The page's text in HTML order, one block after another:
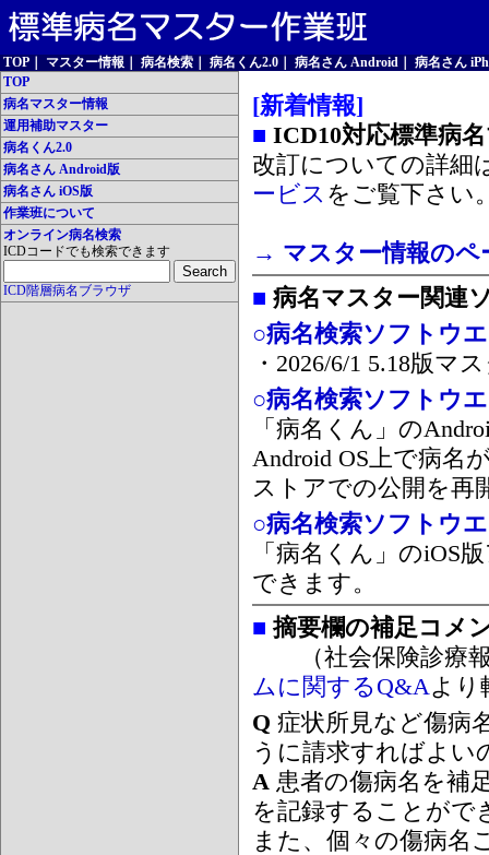
TOP マスター情報 病名検索 病名くん2.0 病名さん Android
病名さん
TOP
病名マスター情報
運用補助マスター
病名くん2.0
病名さん Android版
病名さん iOS版
作業班について
オンライン病名検索
ICDコードでも検索できます
ICD階層病名ブラウザ
[新着情報]
■ ICD10対応標準病
改訂についての詳細
ービス をご覧下さい
→ マスター情報のペ
■ 病名マスター関連
○病名検索ソフトウ
・2026/6/1 5.18版マ
○病名検索ソフトウ
「病名くん」の
Android OS上で病名
ストアでの公開を再
○病名検索ソフトウ
「病名くん」のiOS
できます。
■ 摘要欄の補足コメ
（社会保険診療報
ムに関するQ&Aより
Q 症状所見など傷病
うに請求すればよい
A 患者の傷病名を補
を記録することがで
また、個々の傷病名